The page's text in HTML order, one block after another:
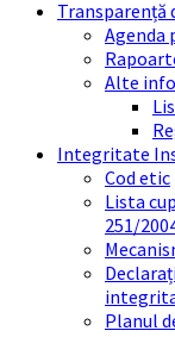
Transparență
Agenda
Alte
Integritate
Cod etic
Lista
251/
Planul